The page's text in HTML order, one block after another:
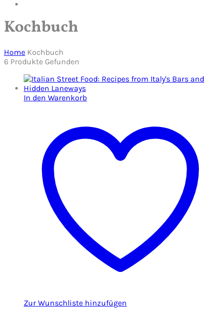
Kochbuch
Home Kochbuch
6 Produkte Gefunden
In den Warenkorb
Zur Wunschliste hinzufügen